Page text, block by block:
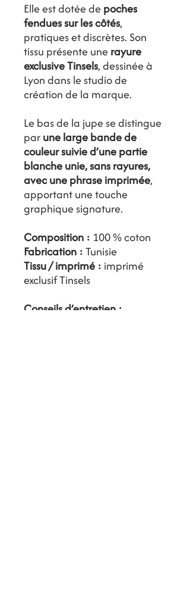
Elle est dotée depoches
fendues sur les côtés,
pratiques et discrètes. Son
tissu présente unerayure
exclusive Tinsels, dessinée à
Lyon dans le studio de
création de la marque.
Le bas de la jupe se distingue
parune large bande de
couleur suivie d’une partie
blanche unie, sans rayures,
avec une phrase imprimée,
apportant une touche
graphique signature.
Composition : 100 % coton
Fabrication :Tunisie
Tissu / imprimé : imprimé
exclusif Tinsels
Conseils d’entretien :